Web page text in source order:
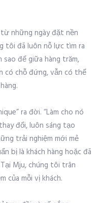
những ngày đặt nền
tôi đã luôn nỗ lực tìm ra
để giữa hàng trăm,
có chỗ đứng, vẫn có thể
ra đời. “Làm cho nó
đổi, luôn sáng tạo
trải nghiệm mới mẻ
bị là khách hàng hoặc đã
Mju, chúng tôi trân
của mỗi vị khách.